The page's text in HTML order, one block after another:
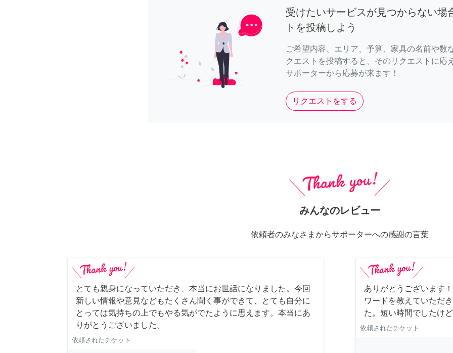
受けたいサービスが見つからない場
トを投稿しよう
ご希望内容、エリア、予算、家具の名前や数
クエストを投稿すると、そのリクエストに応
サポーターから応募が来ます！
リクエストをする
みんなのレビュー
依頼者のみなさまからサポーターへの感謝の言葉
とても親身になっていただき、本当にお世話になりました。今回
新しい情報や意見などもたくさん聞く事ができて、とても自分に
とっては気持ちの上でもやる気がでたように思えます。本当にあ
りがとうございました。
依頼されたチケット
ありがとうございます
ワードを教えていただ
た。短い時間でしたけ
依頼されたチケット